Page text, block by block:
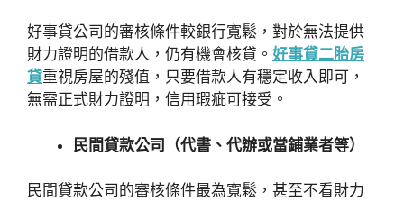
好事貸公司的審核條件較銀行寬鬆，對於無法提供
財力證明的借款人，仍有機會核貸。 好事貸二胎房
貸重視房屋的殘值，只要借款人有穩定收入即可，
無需正式財力證明，信用瑕疵可接受。
民間貸款公司（代書、代辦或當鋪業者等）
民間貸款公司的審核條件最為寬鬆，甚至不看財力